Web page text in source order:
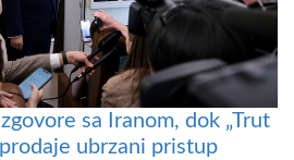
sa Iranom, dok „Trut
ubrzani pristup